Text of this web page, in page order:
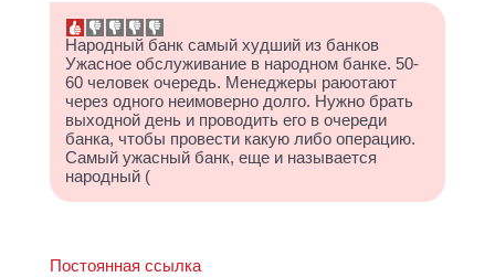
Народный банк самый худший из банков
Ужасное обслуживание в народном банке. 50-
60 человек очередь. Менеджеры раюотают
через одного неимоверно долго. Нужно брать
выходной день и проводить его в очереди
банка, чтобы провести какую либо операцию.
Самый ужасный банк, еще и называется
народный (
Постоянная ссылка